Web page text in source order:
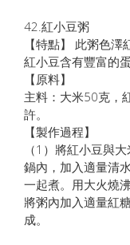
42.紅小豆粥
【特點】 此粥色澤
紅小豆含有豐富的
【原料】
主料：大米50克，
許。
【製作過程】
（1）將紅小豆與
鍋內，加入適量清
一起煮。用大火燒
將粥內加入適量紅
成。